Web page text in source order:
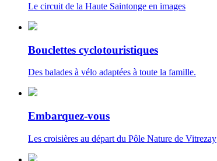
Le circuit de la Haute Saintonge en images
Bouclettes cyclotouristiques
Des balades à vélo adaptées à toute la famille.
Embarquez-vous
Les croisières au départ du Pôle Nature de Vitrezay